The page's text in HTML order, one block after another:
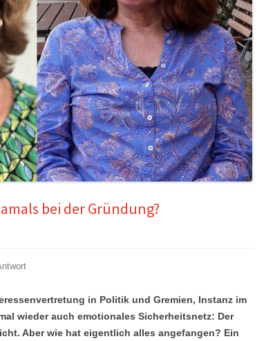
bei der Gründung?
in Politik und Gremien, Instanz im
wieder auch emotionales Sicherheitsnetz: Der
Aber wie hat eigentlich alles angefangen? Ein